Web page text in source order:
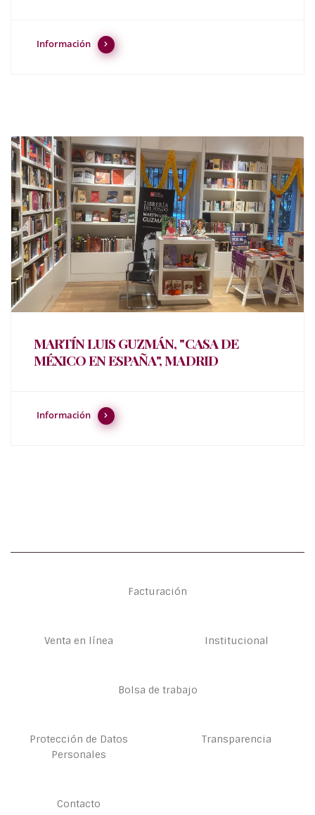
Información
MARTÍN LUIS GUZMÁN, "CASA DE
MÉXICO EN ESPAÑA", MADRID
Información
Facturación
Venta en línea Institucional
Bolsa de trabajo
Protección de Datos
Personales
Transparencia
Contacto